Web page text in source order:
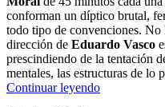
conforman un díptico brutal,
todo tipo de convenciones. No
dirección de Eduardo Vasco
prescindiendo de la tentación
mentales, las estructuras de lo
Continuar leyendo“Un